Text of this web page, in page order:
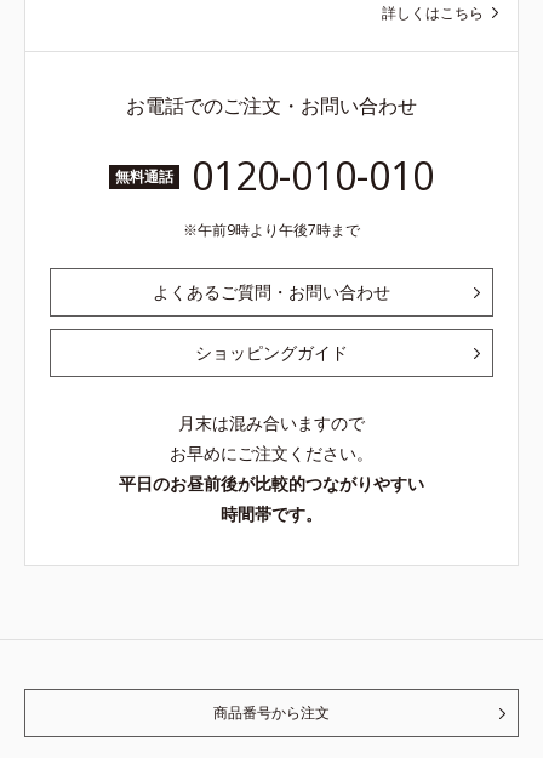
キス、油溶性甘草エキス（2）*9 乾
詳しくはこちら
お電話でのご注文・お問い合わせ
無料通話 0120-010-010
午前9時より午後7時まで
よくあるご質問・お問い合わせ
ショッピングガイド
月末は混み合いますので
お早めにご注文ください。
平日のお昼前後が比較的つながりやすい
時間帯です。
商品番号から注文